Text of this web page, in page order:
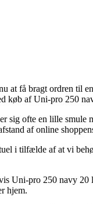
få bragt ordren til
køb af Uni-pro 250
sig ofte en lille
af online
i tilfælde af at vi
Uni-pro 250 navy
hjem.